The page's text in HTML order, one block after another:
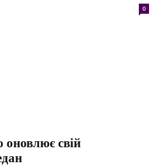
0
оновлює свій